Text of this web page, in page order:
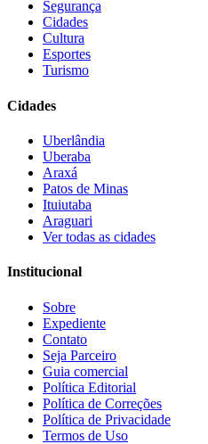
Segurança
Cidades
Cultura
Esportes
Turismo
Cidades
Uberlândia
Uberaba
Araxá
Patos de Minas
Ituiutaba
Araguari
Ver todas as cidades
Institucional
Sobre
Expediente
Contato
Seja Parceiro
Guia comercial
Política Editorial
Política de Correções
Política de Privacidade
Termos de Uso